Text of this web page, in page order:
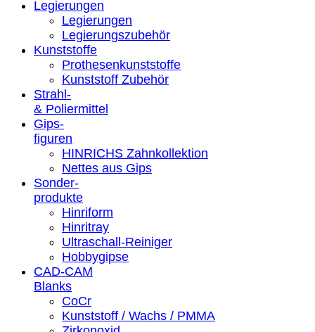
Legierungen
Legierungen
Legierungszubehör
Kunststoffe
Prothesenkunststoffe
Kunststoff Zubehör
Strahl-
& Poliermittel
Gips-
figuren
HINRICHS Zahnkollektion
Nettes aus Gips
Sonder-
produkte
Hinriform
Hinritray
Ultraschall-Reiniger
Hobbygipse
CAD-CAM
Blanks
CoCr
Kunststoff / Wachs / PMMA